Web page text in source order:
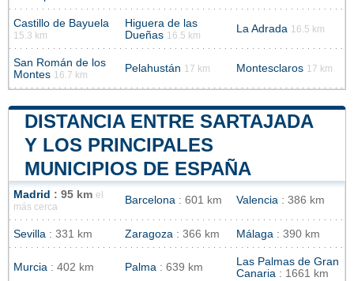
Castillo de Bayuela
15.3 km
Higuera de las
Dueñas 16.5 km
La Adrada 16.5 km
San Román de los
Montes 16.7 km
Pelahustán 17 km Montesclaros 17 km
DISTANCIA ENTRE SARTAJADA
Y LOS PRINCIPALES
MUNICIPIOS DE ESPAÑA
Madrid : 95 km el
más cerca
Barcelona : 601 km Valencia : 386 km
Sevilla : 331 km Zaragoza : 366 km Málaga : 390 km
Murcia : 402 km Palma : 639 km
Las Palmas de Gran
Canaria : 1661 km